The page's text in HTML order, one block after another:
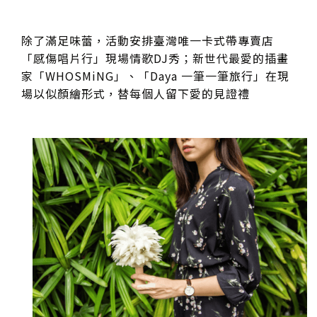
除了滿足味蕾，活動安排臺灣唯一卡式帶專賣店
「感傷唱片行」現場情歌DJ秀；新世代最愛的插畫
家「WHOSMiNG」、「Daya 一筆一筆旅行」在現
場以似顏繪形式，替每個人留下愛的見證禮